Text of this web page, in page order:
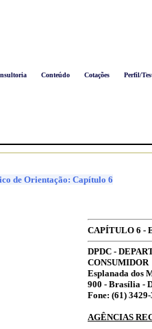
Conteúdo Cotações Perfil/
de Orientação: Capítulo 6
CAPÍTULO 6 -
DPDC -
CONSUMIDOR
Esplanada dos
900 - Brasília -
Fone: (61)
AGÊNCIAS